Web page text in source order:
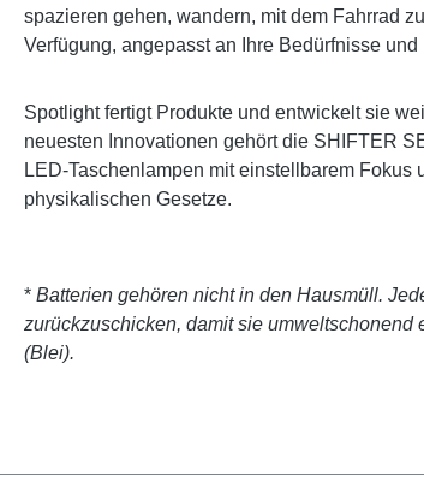
spazieren gehen, wandern, mit dem Fahrrad
Verfügung, angepasst an Ihre Bedürfnisse
Spotlight fertigt Produkte und entwickelt sie
neuesten Innovationen gehört die SHIFTER
LED-Taschenlampen mit einstellbarem
physikalischen Gesetze.
* Batterien gehören nicht in den Hausmüll.
zurückzuschicken, damit sie
(Blei).